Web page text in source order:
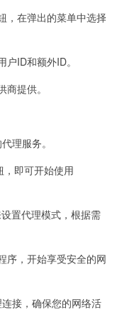
在弹出的菜单中选择
ID和额外ID。
提供。
理服务。
即可开始使用
置代理模式，根据需
，开始享受安全的网
接，确保您的网络活